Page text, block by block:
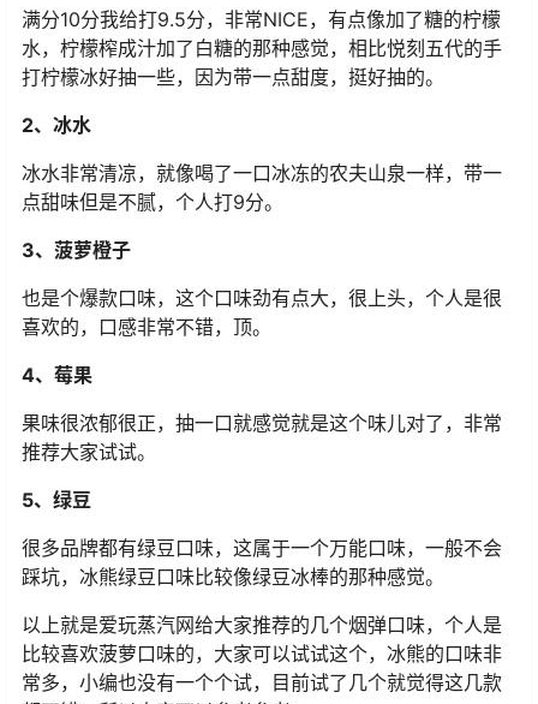
满分10分我给打9.5分，非常NICE，有点像加了糖的柠檬
水，柠檬榨成汁加了白糖的那种感觉，相比悦刻五代的手
打柠檬冰好抽一些，因为带一点甜度，挺好抽的。
2、冰水
冰水非常清凉，就像喝了一口冰冻的农夫山泉一样，带一
点甜味但是不腻，个人打9分。
3、菠萝橙子
也是个爆款口味，这个口味劲有点大，很上头，个人是很
喜欢的，口感非常不错，顶。
4、莓果
果味很浓郁很正，抽一口就感觉就是这个味儿对了，非常
推荐大家试试。
5、绿豆
很多品牌都有绿豆口味，这属于一个万能口味，一般不会
踩坑，冰熊绿豆口味比较像绿豆冰棒的那种感觉。
以上就是爱玩蒸汽网给大家推荐的几个烟弹口味，个人是
比较喜欢菠萝口味的，大家可以试试这个，冰熊的口味非
常多，小编也没有一个个试，目前试了几个就觉得这几款